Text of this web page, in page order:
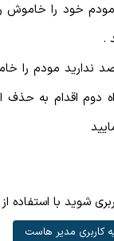
مودم خود را خاموش
.
ندارید مودم را
راه دوم اقدام به
شوید با استفاده
کاربری مدیر هاست